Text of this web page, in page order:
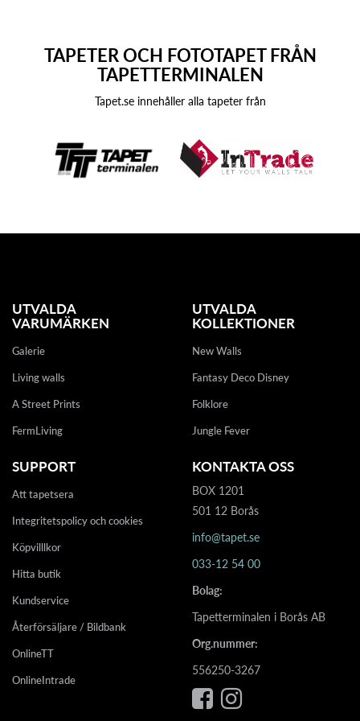
TAPETER OCH FOTOTAPET FRÅN
TAPETTERMINALEN
Tapet.se innehåller alla tapeter från
UTVALDA
VARUMÄRKEN
Galerie
Living walls
A Street Prints
FermLiving
UTVALDA
KOLLEKTIONER
New Walls
Fantasy Deco Disney
Folklore
Jungle Fever
SUPPORT
Att tapetsera
Integritetspolicy och cookies
Köpvilllkor
Hitta butik
Kundservice
Återförsäljare / Bildbank
OnlineTT
OnlineIntrade
KONTAKTA OSS
BOX 1201
501 12 Borås
info@tapet.se
033-12 54 00
Bolag:
Tapetterminalen i Borås AB
Org.nummer:
556250-3267